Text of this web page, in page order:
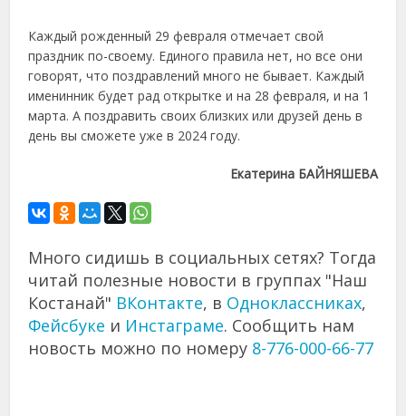
Каждый рожденный 29 февраля отмечает свой
праздник по-своему. Единого правила нет, но все они
говорят, что поздравлений много не бывает. Каждый
именинник будет рад открытке и на 28 февраля, и на 1
марта. А поздравить своих близких или друзей день в
день вы сможете уже в 2024 году.
Екатерина БАЙНЯШЕВА
Много сидишь в социальных сетях? Тогда
читай полезные новости в группах "Наш
Костанай" ВКонтакте, в Одноклассниках,
Фейсбуке и Инстаграме. Сообщить нам
новость можно по номеру 8-776-000-66-77